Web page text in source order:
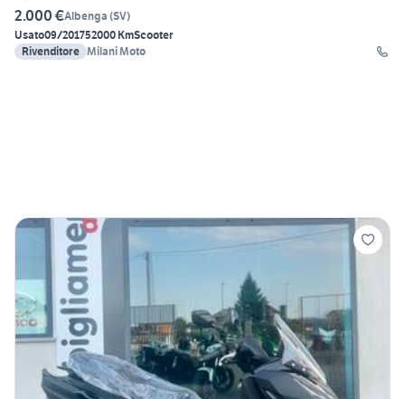
2.000 €Albenga (SV)
Usato09/201752000 KmScooter
Rivenditore Milani Moto